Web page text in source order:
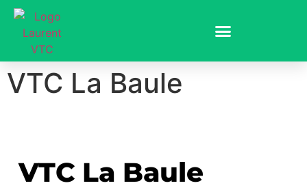
VTC La Baule
VTC La Baule